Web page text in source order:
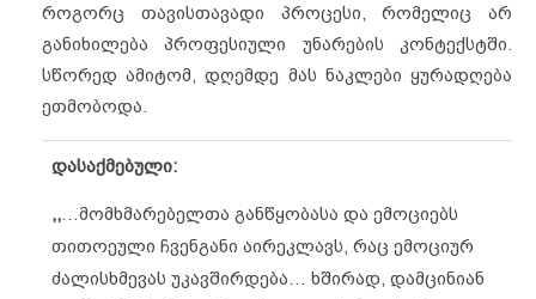
როგორც თავისთავადი პროცესი, რომელიც არ
განიხილება პროფესიული უნარების კონტექსტში.
სწორედ ამიტომ, დღემდე მას ნაკლები ყურადღება
ეთმობოდა.
დასაქმებული:
,,…მომხმარებელთა განწყობასა და ემოციებს
თითოეული ჩვენგანი აირეკლავს, რაც ემოციურ
ძალისხმევას უკავშირდება… ხშირად, დამცინიან